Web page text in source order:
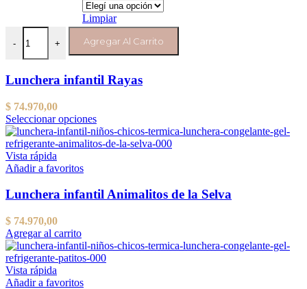
Limpiar
-
Lunchera infantil Rayas cantidad
+ Agregar Al Carrito
Lunchera infantil Rayas
$ 74.970,00
Seleccionar opcionesEste
producto
tiene
opciones
en
la
página
Vista rápida
Añadir a favoritos
Lunchera infantil Animalitos de la Selva
$ 74.970,00
Agregar al carrito
Vista rápida
Añadir a favoritos